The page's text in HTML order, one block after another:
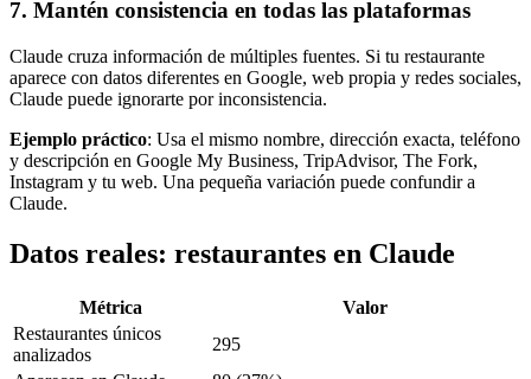
7. Mantén consistencia en todas las plataformas
Claude cruza información de múltiples fuentes. Si tu restaurante
aparece con datos diferentes en Google, web propia y redes sociales,
Claude puede ignorarte por inconsistencia.
Ejemplo práctico: Usa el mismo nombre, dirección exacta, teléfono
y descripción en Google My Business, TripAdvisor, The Fork,
Instagram y tu web. Una pequeña variación puede confundir a
Claude.
Datos reales: restaurantes en Claude
Métrica
Valor
Restaurantes únicos
analizados
295